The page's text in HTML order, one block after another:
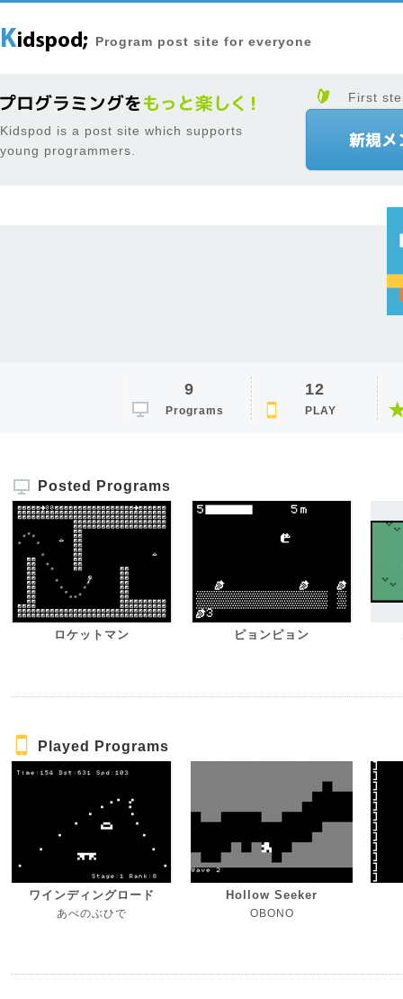
Program post site for everyone
Kidspod is a post site which supports
young programmers.
First
9
Programs
12
PLAY
Posted Programs
ロケットマン ピョンピョン
Played Programs
ワインディングロード
あべのぶひで
Hollow Seeker
OBONO